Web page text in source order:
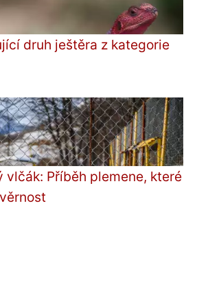
druh ještěra z kategorie
vlčák: Příběh plemene, které